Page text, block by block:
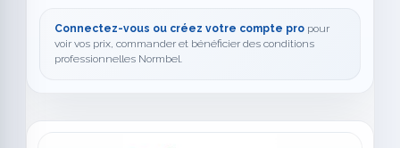
Connectez-vous ou créez votre compte pro pour
voir vos prix, commander et bénéficier des conditions
professionnelles Normbel.